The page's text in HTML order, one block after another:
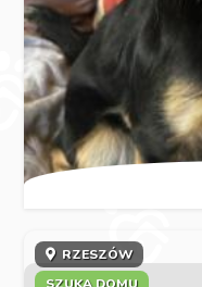
RZESZÓW
SZUKA DOMU